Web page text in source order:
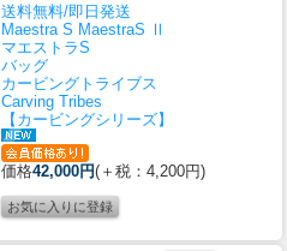
送料無料/即日発送
Maestra S MaestraS Ⅱ
マエストラS
バッグ
カービングトライブス
Carving Tribes
【カービングシリーズ】
価格42,000円(＋税：4,200円)